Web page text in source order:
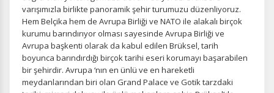
varışımızla birlikte panoramik şehir turumuzu düzenliyoruz.
Hem Belçika hem de Avrupa Birliği ve NATO ile alakalı birçok
kurumu barındırıyor olması sayesinde Avrupa Birliği ve
Avrupa başkenti olarak da kabul edilen Brüksel, tarih
boyunca barındırdığı birçok tarihi eseri korumayı başarabilen
bir şehirdir. Avrupa ‘nın en ünlü ve en hareketli
meydanlarından biri olan Grand Palace ve Gotik tarzdaki